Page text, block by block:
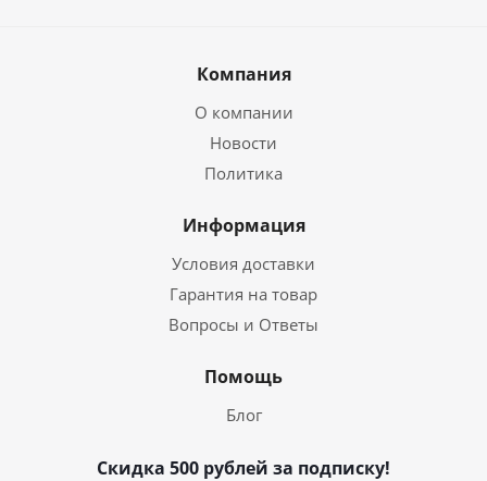
Компания
О компании
Новости
Политика
Информация
Условия доставки
Гарантия на товар
Вопросы и Ответы
Помощь
Блог
Скидка 500 рублей за подписку!